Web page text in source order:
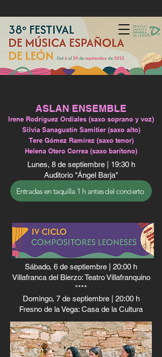
ASLAN ENSEMBLE
Irene Rodríguez Ordiales (saxo soprano y voz)
Silvia Sanagustín Samitier (saxo alto)
Tere Gómez Ramírez (saxo tenor)
Helena Otero Correa (saxo barítono)
Lunes, 8 de septiembre | 19:30 h
Auditorio "Ángel Barja"
Entradas en taquilla 1 h antes del concierto
Sábado, 6 de septiembre | 20:00 h
Villafranca del Bierzo: Teatro Villafranquino
****
Domingo, 7 de septiembre | 20:00 h
Fresno de la Vega: Casa de la Cultura